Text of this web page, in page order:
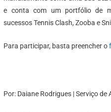
e conta com um portfólio de
sucessos Tennis Clash, Zooba e
Para participar, basta preencher o
Por: Daiane Rodrigues | Serviço de